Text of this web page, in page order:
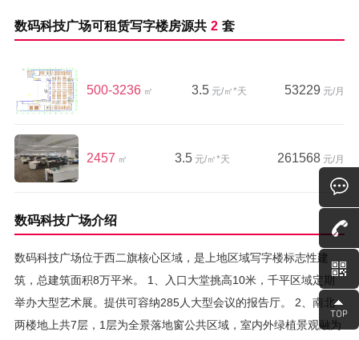
数码科技广场可租赁写字楼房源共 2 套
500-3236 ㎡ 3.5 元/㎡*天 53229 元/月
2457 ㎡ 3.5 元/㎡*天 261568 元/月
数码科技广场介绍
数码科技广场位于西二旗核心区域，是上地区域写字楼标志性建
筑，总建筑面积8万平米。 1、入口大堂挑高10米，千平区域定期
举办大型艺术展。提供可容纳285人大型会议的报告厅。 2、南北
两楼地上共7层，1层为全景落地窗公共区域，室内外绿植景观融为